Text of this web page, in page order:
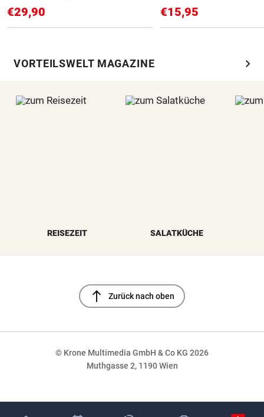
€29,90 €15,95
VORTEILSWELT MAGAZINE chevron_right
REISEZEIT SALATKÜCHE
north Zurück nach oben
© Krone Multimedia GmbH & Co KG 2026
Muthgasse 2, 1190 Wien
NaN%